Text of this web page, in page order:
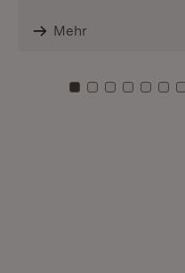
Mehr
Zu Kachel: 0
Zu Kachel: 1
ZuZuZu